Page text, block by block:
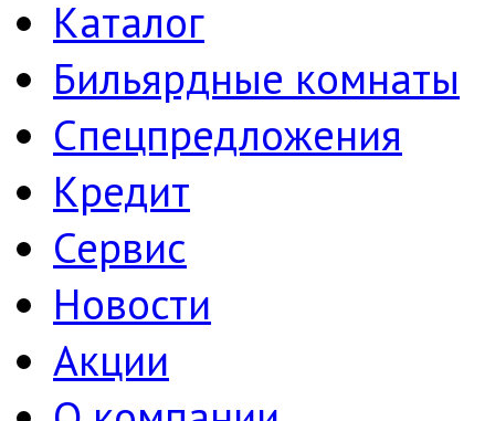
Каталог
Бильярдные комнаты
Спецпредложения
Кредит
Сервис
Новости
Акции